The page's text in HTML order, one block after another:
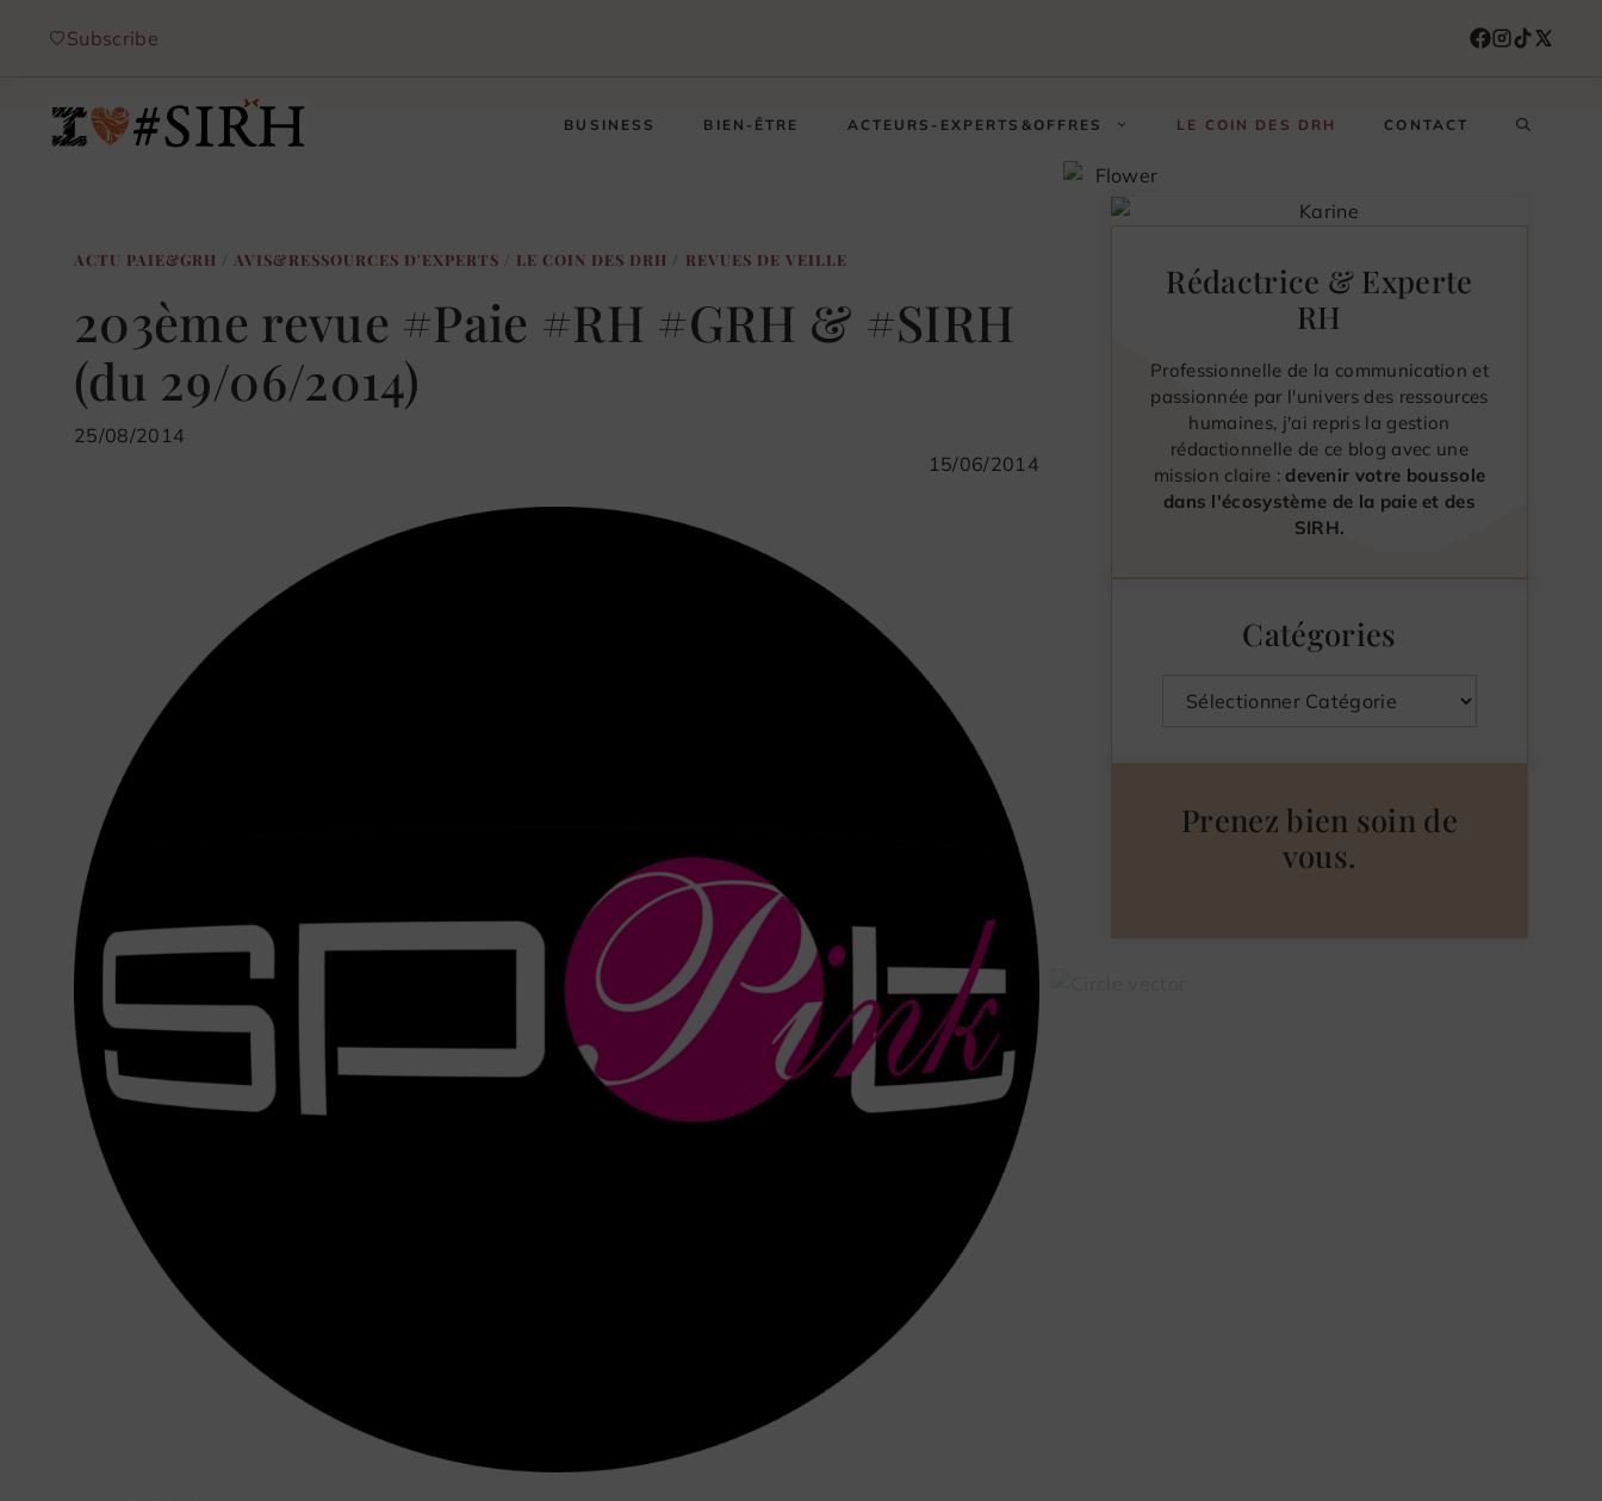
Subscribe
BUSINESS BIEN-ÊTRE ACTEURS-EXPERTS&OFFRES LE COIN DES DRH CONTACT
ACTU PAIE&GRH / AVIS&RESSOURCES D'EXPERTS / LE COIN DES DRH / REVUES DE VEILLE
203ème revue #Paie #RH #GRH & #SIRH
(du 29/06/2014)
25/08/2014
15/06/2014
Rédactrice & Experte
RH
Professionnelle de la communication et
passionnée par l'univers des ressources
humaines, j'ai repris la gestion
rédactionnelle de ce blog avec une
mission claire : devenir votre boussole
dans l'écosystème de la paie et des
SIRH.
Catégories
Catégories
Prenez bien soin de
vous.